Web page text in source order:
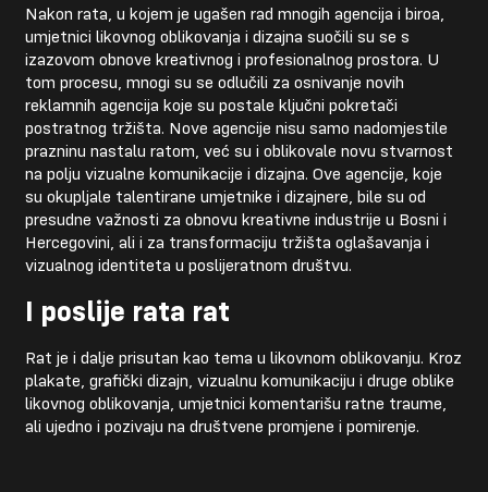
Nakon rata, u kojem je ugašen rad mnogih agencija i biroa,
umjetnici likovnog oblikovanja i dizajna suočili su se s
izazovom obnove kreativnog i profesionalnog prostora. U
tom procesu, mnogi su se odlučili za osnivanje novih
reklamnih agencija koje su postale ključni pokretači
postratnog tržišta. Nove agencije nisu samo nadomjestile
prazninu nastalu ratom, već su i oblikovale novu stvarnost
na polju vizualne komunikacije i dizajna. Ove agencije, koje
su okupljale talentirane umjetnike i dizajnere, bile su od
presudne važnosti za obnovu kreativne industrije u Bosni i
Hercegovini, ali i za transformaciju tržišta oglašavanja i
vizualnog identiteta u poslijeratnom društvu.
I poslije rata rat
Rat je i dalje prisutan kao tema u likovnom oblikovanju. Kroz
plakate, grafički dizajn, vizualnu komunikaciju i druge oblike
likovnog oblikovanja, umjetnici komentarišu ratne traume,
ali ujedno i pozivaju na društvene promjene i pomirenje.